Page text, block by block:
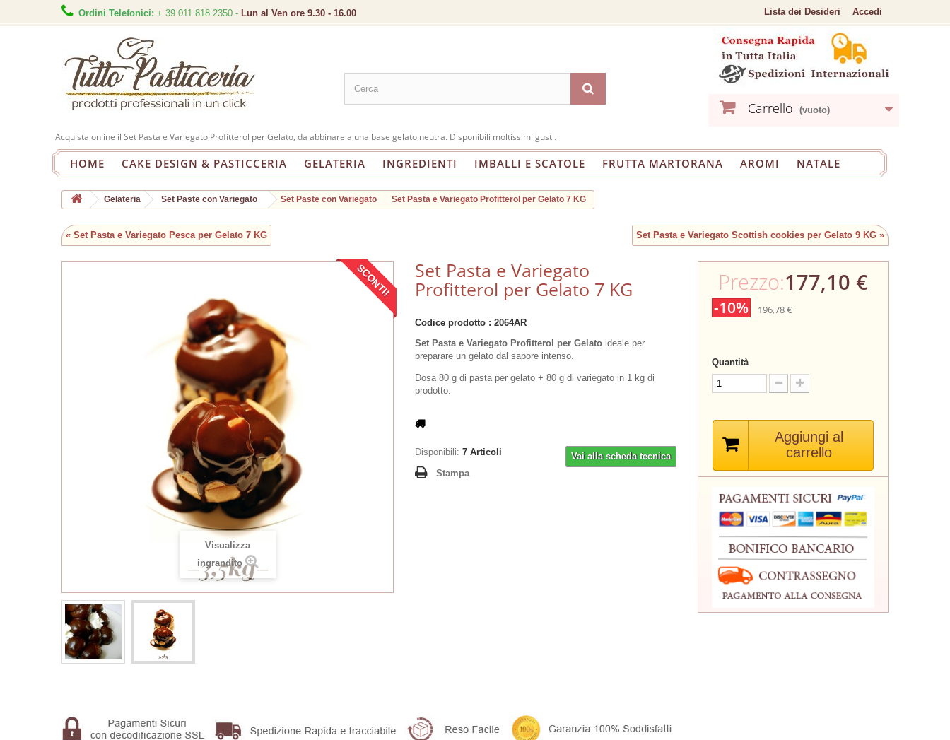
Accedi
Ordini Telefonici: + 39 011 818 2350 - Lun al Ven ore 9.30 - 16.00 Lista dei Desideri
Carrello (vuoto)
Acquista online il Set Pasta e Variegato Profitterol per Gelato, da abbinare a una base gelato neutra. Disponibili moltissimi gusti.
HOME CAKE DESIGN & PASTICCERIA GELATERIA INGREDIENTI IMBALLI E SCATOLE FRUTTA MARTORANA AROMI NATALE
Gelateria Set Paste con Variegato Set Paste con Variegato Set Pasta e Variegato Profitterol per Gelato 7 KG
« Set Pasta e Variegato Pesca per Gelato 7 KG Set Pasta e Variegato Scottish cookies per Gelato 9 KG »
SCONTI!
Visualizza
ingrandito
Set Pasta e Variegato
Profitterol per Gelato 7 KG
Codice prodotto : 2064AR
Set Pasta e Variegato Profitterol per Gelato ideale per
preparare un gelato dal sapore intenso.
Dosa 80 g di pasta per gelato + 80 g di variegato in 1 kg di
prodotto.
Vai alla scheda tecnica
Disponibili: 7 Articoli
Stampa
Prezzo:177,10 €
-10% 196,78 €
Quantità
Aggiungi al
carrello